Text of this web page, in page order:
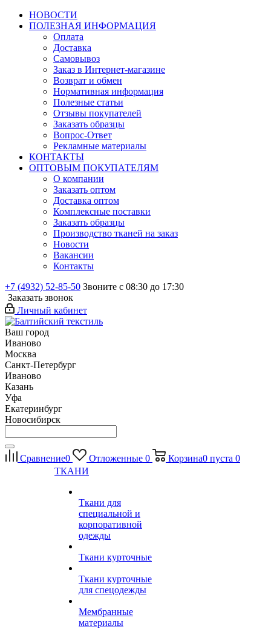
НОВОСТИ
ПОЛЕЗНАЯ ИНФОРМАЦИЯ
Оплата
Доставка
Самовывоз
Заказ в Интернет-магазине
Возврат и обмен
Нормативная информация
Полезные статьи
Отзывы покупателей
Заказать образцы
Вопрос-Ответ
Рекламные материалы
КОНТАКТЫ
ОПТОВЫМ ПОКУПАТЕЛЯМ
О компании
Заказать оптом
Доставка оптом
Комплексные поставки
Заказать образцы
Производство тканей на заказ
Новости
Вакансии
Контакты
+7 (4932) 52-85-50 Звоните с 08:30 до 17:30
Заказать звонок
Личный кабинет
Ваш город
Иваново
Москва
Санкт-Петербург
Иваново
Казань
Уфа
Екатеринбург
Новосибирск
Сравнение0 Отложенные 0 Корзина0 пуста 0
ТКАНИ
Ткани для
специальной и
корпоративной
одежды
Ткани курточные
Ткани курточные
для спецодежды
Мембранные
материалы